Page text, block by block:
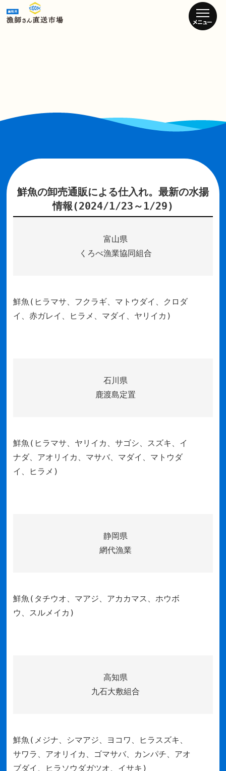
鮮魚の卸売通販による仕入れ。最新の水揚
情報(2024/1/23～1/29)
富山県
くろべ漁業協同組合
鮮魚(ヒラマサ、フクラギ、マトウダイ、クロダ
イ、赤ガレイ、ヒラメ、マダイ、ヤリイカ)
石川県
鹿渡島定置
鮮魚(ヒラマサ、ヤリイカ、サゴシ、スズキ、イ
ナダ、アオリイカ、マサバ、マダイ、マトウダ
イ、ヒラメ)
静岡県
網代漁業
鮮魚(タチウオ、マアジ、アカカマス、ホウボ
ウ、スルメイカ)
高知県
九石大敷組合
鮮魚(メジナ、シマアジ、ヨコワ、ヒラスズキ、
サワラ、アオリイカ、ゴマサバ、カンパチ、アオ
ブダイ、ヒラソウダガツオ、イサキ)